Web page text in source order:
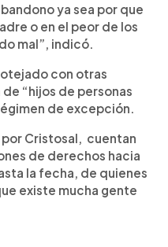
ya sea por que
o en el peor de los
mal”, indicó.
con otras
“hijos de personas
de excepción.
Cristosal, cuentan
de derechos hacia
la fecha, de quienes
existe mucha gente